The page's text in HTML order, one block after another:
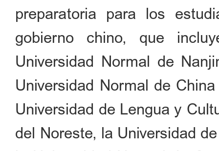
preparatoria para los
gobierno chino, que
Universidad Normal de
Universidad Normal de
Universidad de Lengua y
del Noreste, la Universidad